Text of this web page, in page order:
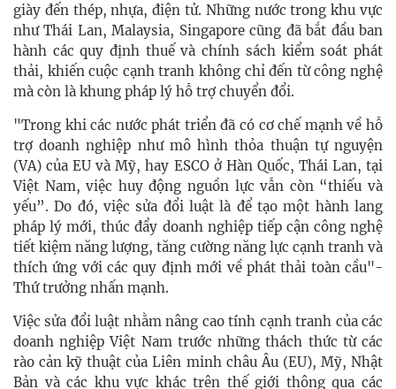
giày đến thép, nhựa, điện tử. Những nước trong khu vực
như Thái Lan, Malaysia, Singapore cũng đã bắt đầu ban
hành các quy định thuế và chính sách kiểm soát phát
thải, khiến cuộc cạnh tranh không chỉ đến từ công nghệ
mà còn là khung pháp lý hỗ trợ chuyển đổi.
"Trong khi các nước phát triển đã có cơ chế mạnh về hỗ
trợ doanh nghiệp như mô hình thỏa thuận tự nguyện
(VA) của EU và Mỹ, hay ESCO ở Hàn Quốc, Thái Lan, tại
Việt Nam, việc huy động nguồn lực vẫn còn “thiếu và
yếu”. Do đó, việc sửa đổi luật là để tạo một hành lang
pháp lý mới, thúc đẩy doanh nghiệp tiếp cận công nghệ
tiết kiệm năng lượng, tăng cường năng lực cạnh tranh và
thích ứng với các quy định mới về phát thải toàn cầu"-
Thứ trưởng nhấn mạnh.
Việc sửa đổi luật nhằm nâng cao tính cạnh tranh của các
doanh nghiệp Việt Nam trước những thách thức từ các
rào cản kỹ thuật của Liên minh châu Âu (EU), Mỹ, Nhật
Bản và các khu vực khác trên thế giới thông qua các